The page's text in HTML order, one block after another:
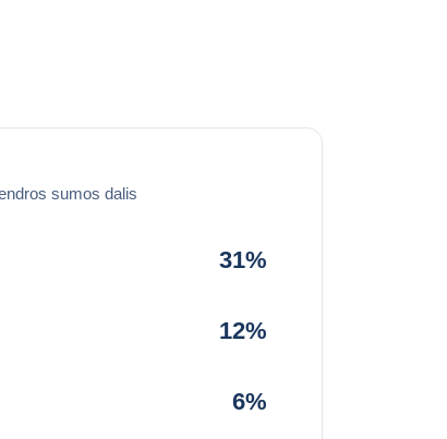
sumos dalis
31%
12%
6%